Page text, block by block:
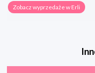
Zobacz wyprzedaże w Erli